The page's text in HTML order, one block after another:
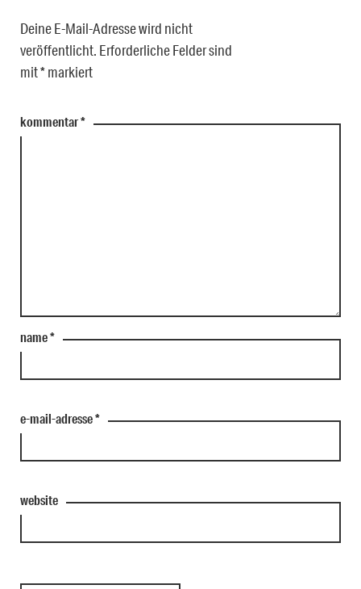
Deine E-Mail-Adresse wird nicht
veröffentlicht. Erforderliche Felder sind
mit*markiert
kommentar*
name*
e-mail-adresse*
website